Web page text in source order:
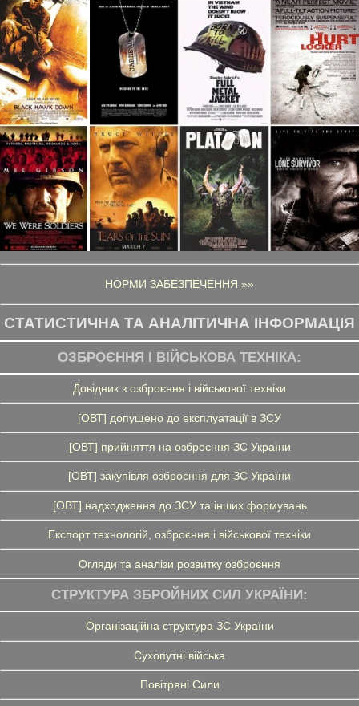
НОРМИ ЗАБЕЗПЕЧЕННЯ »»
СТАТИСТИЧНА ТА АНАЛІТИЧНА ІНФОРМАЦІЯ
ОЗБРОЄННЯ І ВІЙСЬКОВА ТЕХНІКА:
Довідник з озброєння і військової техніки
[ОВТ] допущено до експлуатації в ЗСУ
[ОВТ] прийняття на озброєння ЗС України
[ОВТ] закупівля озброєння для ЗС України
[ОВТ] надходження до ЗСУ та інших формувань
Експорт технологій, озброєння і військової техніки
Огляди та аналізи розвитку озброєння
СТРУКТУРА ЗБРОЙНИХ СИЛ УКРАЇНИ:
Організаційна структура ЗС України
Сухопутні війська
Повітряні Сили